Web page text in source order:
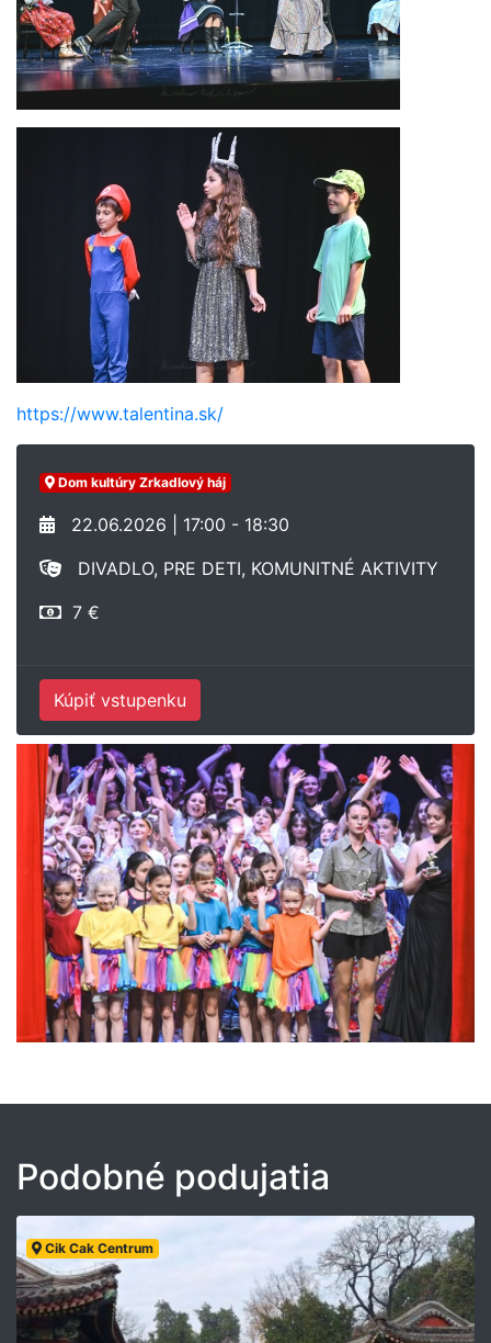
https://www.talentina.sk/
Dom kultúry Zrkadlový háj
22.06.2026 | 17:00 - 18:30
DIVADLO, PRE DETI, KOMUNITNÉ AKTIVITY
7 €
Kúpiť vstupenku
Podobné podujatia
Cik Cak Centrum